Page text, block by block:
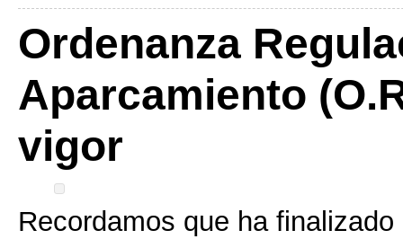
Ordenanza
Aparcamiento
vigor
Recordamos que ha